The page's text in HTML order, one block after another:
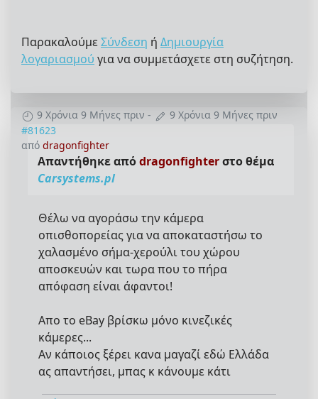
Παρακαλούμε Σύνδεση ή Δημιουργία
λογαριασμού για να συμμετάσχετε στη συζήτηση.
9 Χρόνια 9 Μήνες πριν -
9 Χρόνια 9 Μήνες πριν
#81623
από dragonfighter
Απαντήθηκε απόdragonfighterστο θέμα
Carsystems.pl
Θέλω να αγοράσω την κάμερα
οπισθοπορείας για να αποκαταστήσω το
χαλασμένο σήμα-χερούλι του χώρου
αποσκευών και τωρα που το πήρα
απόφαση είναι άφαντοι!
Απο το eBay βρίσκω μόνο κινεζικές
κάμερες...
Αν κάποιος ξέρει κανα μαγαζί εδώ Ελλάδα
ας απαντήσει, μπας κ κάνουμε κάτι